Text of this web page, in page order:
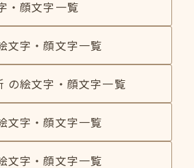
・顔文字一覧
文字・顔文字一覧
の絵文字・顔文字一覧
文字・顔文字一覧
文字・顔文字一覧